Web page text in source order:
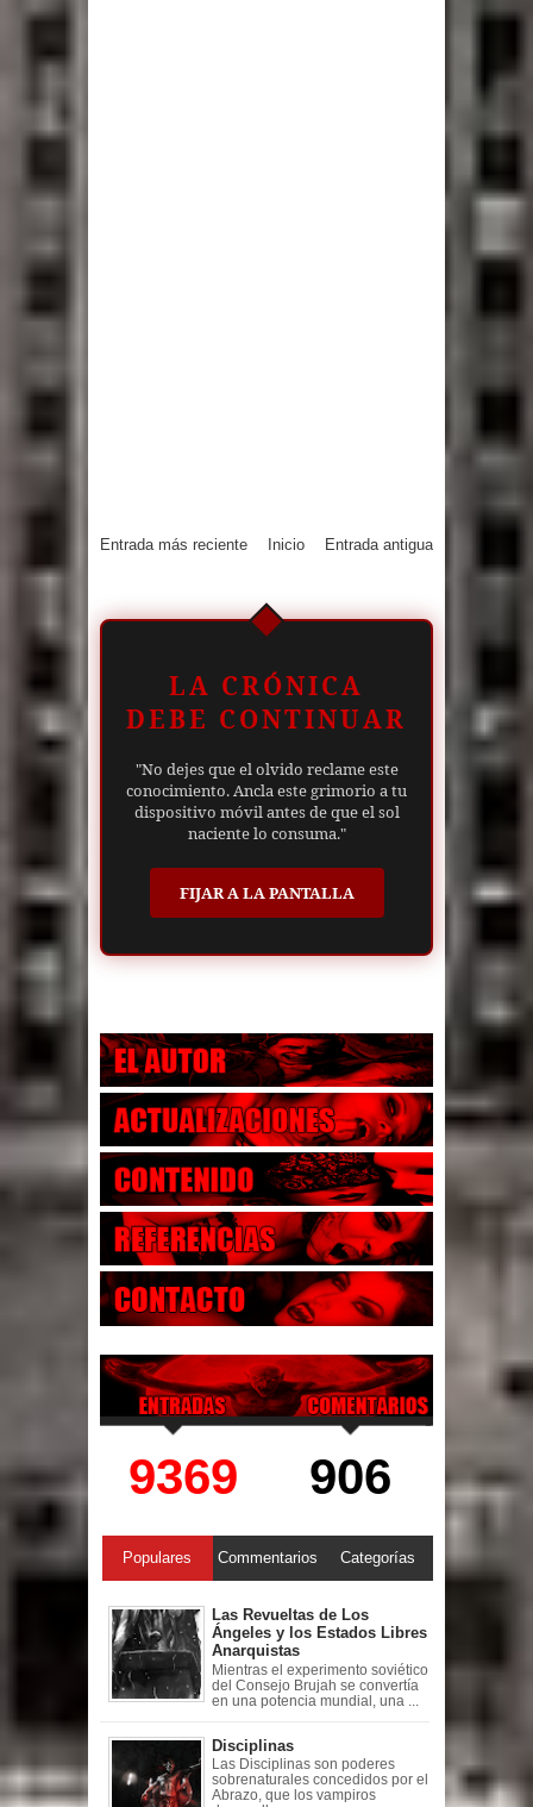
Entrada más reciente Entrada antigua
Inicio
LA CRÓNICA
DEBE CONTINUAR
"No dejes que el olvido reclame este
conocimiento. Ancla este grimorio a tu
dispositivo móvil antes de que el sol
naciente lo consuma."
FIJAR A LA PANTALLA
9369 906
Populares Commentarios Categorías
Las Revueltas de Los
Ángeles y los Estados Libres
Anarquistas
Mientras el experimento soviético
del Consejo Brujah se convertía
en una potencia mundial, una ...
Disciplinas
Las Disciplinas son poderes
sobrenaturales concedidos por el
Abrazo, que los vampiros